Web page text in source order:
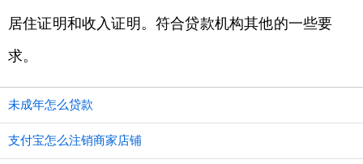
居住证明和收入证明。符合贷款机构其他的一些要
求。
未成年怎么贷款
支付宝怎么注销商家店铺